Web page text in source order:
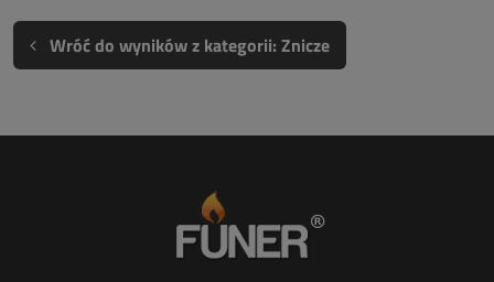
Wróć do wyników z kategorii: Znicze